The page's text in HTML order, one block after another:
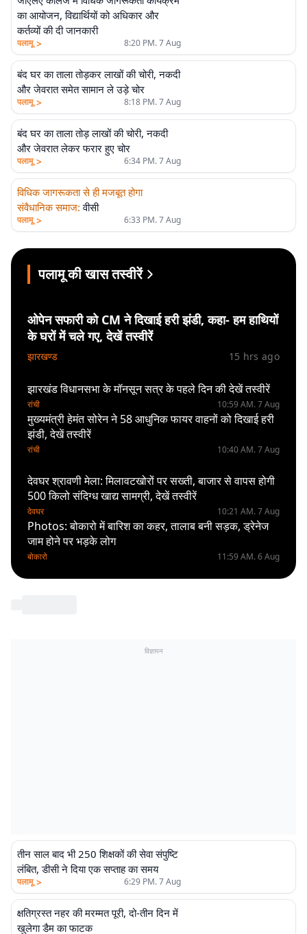
का आयोजन, विद्यार्थियों को अधिकार और
कर्तव्यों की दी जानकारी
पलामू > 8:20 PM. 7 Aug
बंद घर का ताला तोड़कर लाखों की चोरी, नकदी
और जेवरात समेत सामान ले उड़े चोर
पलामू > 8:18 PM. 7 Aug
बंद घर का ताला तोड़ लाखों की चोरी, नकदी
और जेवरात लेकर फरार हुए चोर
पलामू > 6:34 PM. 7 Aug
विधिक जागरूकता से ही मजबूत होगा
संवैधानिक समाज: वीसी
पलामू > 6:33 PM. 7 Aug
पलामू की खास तस्वीरें
ओपेन सफारी को CM ने दिखाई हरी झंडी, कहा- हम हाथियों
के घरों में चले गए, देखें तस्वीरें
झारखण्ड 15 hrs ago
झारखंड विधानसभा के मॉनसून सत्र के पहले दिन की देखें तस्वीरें
रांची 10:59 AM. 7 Aug
मुख्यमंत्री हेमंत सोरेन ने 58 आधुनिक फायर वाहनों को दिखाई हरी
झंडी, देखें तस्वीरें
रांची 10:40 AM. 7 Aug
देवघर श्रावणी मेला: मिलावटखोरों पर सख्ती, बाजार से वापस होगी
500 किलो संदिग्ध खाद्य सामग्री, देखें तस्वीरें
देवघर 10:21 AM. 7 Aug
Photos: बोकारो में बारिश का कहर, तालाब बनी सड़क, ड्रेनेज
जाम होने पर भड़के लोग
बोकारो 11:59 AM. 6 Aug
विज्ञापन
तीन साल बाद भी 250 शिक्षकों की सेवा संपुष्टि
लंबित, डीसी ने दिया एक सप्ताह का समय
पलामू > 6:29 PM. 7 Aug
क्षतिग्रस्त नहर की मरम्मत पूरी, दो-तीन दिन में
खुलेगा डैम का फाटक